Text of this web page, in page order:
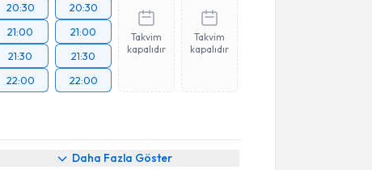
20:30
21:00
21:30
22:00
20:30
21:00
21:30
22:00
Takvim
kapalıdır
Takvim
kapalıdır
Daha Fazla Göster